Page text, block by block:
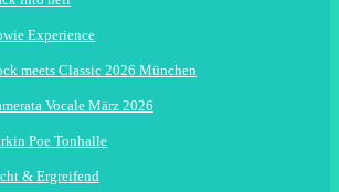
Experience
meets Classic 2026 München
Vocale März 2026
Poe Tonhalle
& Ergreifend